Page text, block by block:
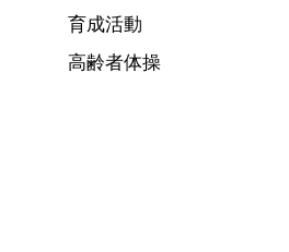
育成活動
高齢者体操